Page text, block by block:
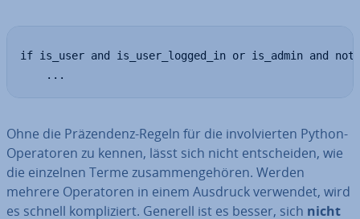
if is_user and is_user_logged_in or is_admin and not
    ...
Ohne die Prä­zen­denz-Regeln für die in­vol­vier­ten Python-
Ope­ra­to­ren zu kennen, lässt sich nicht ent­schei­den, wie
die einzelnen Terme zu­sam­men­ge­hö­ren. Werden
mehrere Ope­ra­to­ren in einem Ausdruck verwendet, wird
es schnell kom­pli­ziert. Generell ist es besser, sich nicht